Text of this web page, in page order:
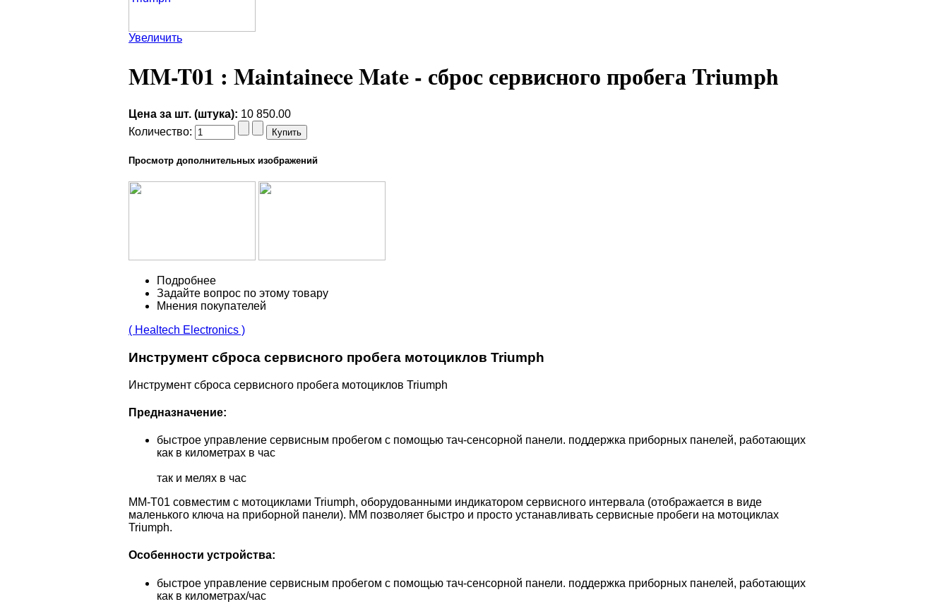
Увеличить
MM-T01 : Maintainece Mate - сброс сервисного пробега Triumph
Цена за шт. (штука): 10 850.00
Количество:
Просмотр дополнительных изображений
Подробнее
Задайте вопрос по этому товару
Мнения покупателей
( Healtech Electronics )
Инструмент сброса сервисного пробега мотоциклов Triumph
Инструмент сброса сервисного пробега мотоциклов Triumph
Предназначение:
быстрое управление сервисным пробегом с помощью тач-сенсорной панели. поддержка приборных панелей, работающих
как в километрах в час
так и мелях в час
MM-T01 совместим с мотоциклами Triumph, оборудованными индикатором сервисного интервала (отображается в виде
маленького ключа на приборной панели). MM позволяет быстро и просто устанавливать сервисные пробеги на мотоциклах
Triumph.
Особенности устройства:
быстрое управление сервисным пробегом с помощью тач-сенсорной панели. поддержка приборных панелей, работающих
как в километрах/час